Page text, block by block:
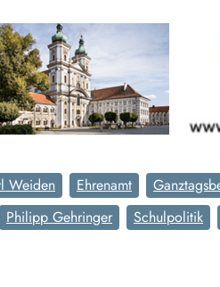
Weiden Ehrenamt
Philipp Gehringer Schulpolitik